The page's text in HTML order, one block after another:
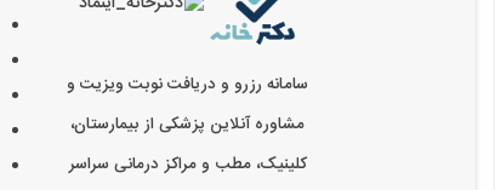
سامانه رزرو و دریافت نوبت ویزیت و
مشاوره آنلاین پزشکی از بیمارستان،
کلینیک، مطب و مراکز درمانی سراسر